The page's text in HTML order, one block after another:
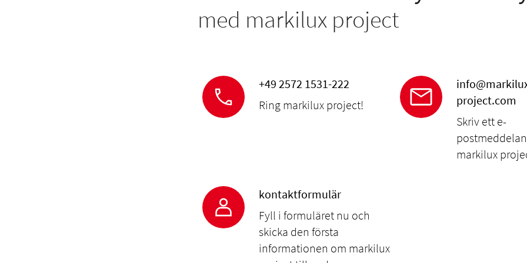
med markilux project
+49 2572 1531-222
Ring markilux project!
project.com
Skriv ett e-
markilux
kontaktformulär
Fyll i formuläret nu och
skicka den första
informationen om markilux